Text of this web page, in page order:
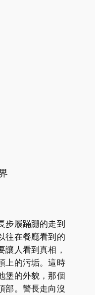
步履蹣跚的走到
往在餐廳看到的
讓人看到真相，
上的污垢。這時
堡的外貌，那個
部。警長走向沒